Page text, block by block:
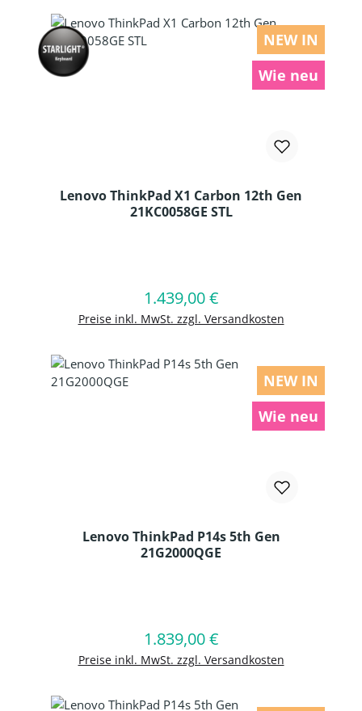
NEW IN
Wie neu
Lenovo ThinkPad X1 Carbon 12th Gen
21KC0058GE STL
Regulärer Preis:
1.439,00 €
Preise inkl. MwSt. zzgl. Versandkosten
In den Warenkorb
NEW IN
Wie neu
Lenovo ThinkPad P14s 5th Gen
21G2000QGE
Regulärer Preis:
1.839,00 €
Preise inkl. MwSt. zzgl. Versandkosten
In den Warenkorb